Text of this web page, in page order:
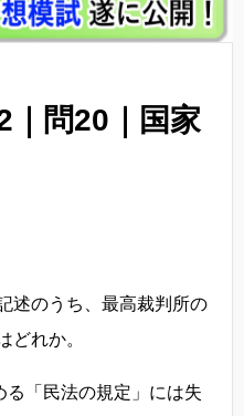
｜問20｜国家
述のうち、最高裁判所の
どれか。
る「民法の規定」には失